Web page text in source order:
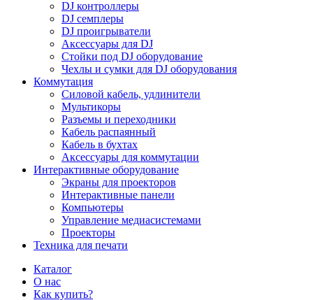
DJ контроллеры
DJ семплеры
DJ проигрыватели
Аксессуары для DJ
Стойки под DJ оборудование
Чехлы и сумки для DJ оборудования
Коммутация
Силовой кабель, удлинители
Мультикоры
Разъемы и переходники
Кабель распаянный
Кабель в бухтах
Аксессуары для коммутации
Интерактивные оборудование
Экраны для проекторов
Интерактивные панели
Компьютеры
Управление медиасистемами
Проекторы
Техника для печати
Каталог
О нас
Как купить?